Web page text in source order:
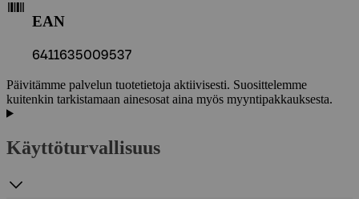
EAN
6411635009537
Päivitämme palvelun tuotetietoja aktiivisesti. Suosittelemme
kuitenkin tarkistamaan ainesosat aina myös myyntipakkauksesta.
Käyttöturvallisuus